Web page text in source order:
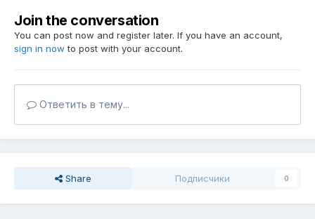
Join the conversation
You can post now and register later. If you have an account,
sign in now to post with your account.
Ответить в тему...
Share Подписчики 0